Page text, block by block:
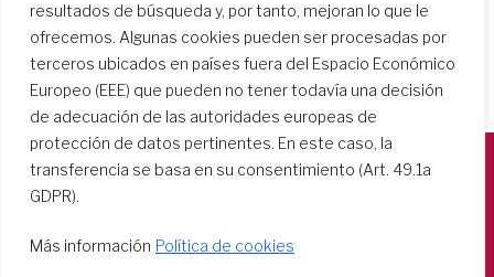
resultados de búsqueda y, por tanto, mejoran lo que le
ofrecemos. Algunas cookies pueden ser procesadas por
terceros ubicados en países fuera del Espacio Económico
Europeo (EEE) que pueden no tener todavía una decisión
de adecuación de las autoridades europeas de
protección de datos pertinentes. En este caso, la
transferencia se basa en su consentimiento (Art. 49.1a
GDPR).
Más información Política de cookies
Via Tarquinio Vipera, 16 - 00152 Roma